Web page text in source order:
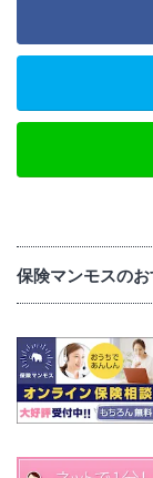
保険マンモスの